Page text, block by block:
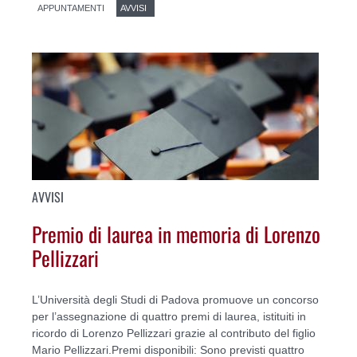
APPUNTAMENTI AVVISI
AVVISI
Premio di laurea in memoria di Lorenzo
Pellizzari
L’Università degli Studi di Padova promuove un concorso
per l’assegnazione di quattro premi di laurea, istituiti in
ricordo di Lorenzo Pellizzari grazie al contributo del figlio
Mario Pellizzari.Premi disponibili: Sono previsti quattro